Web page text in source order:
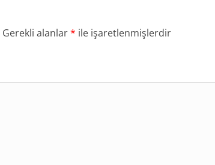
Gerekli alanlar* ile işaretlenmişlerdir